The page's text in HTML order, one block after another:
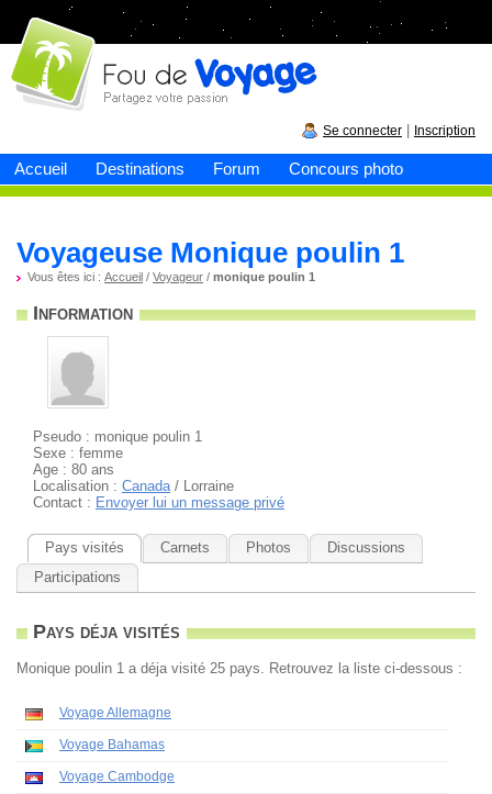
Accueil Destinations Forum Concours photo
Fou devoyage
Se connecter Inscription
Voyageuse Monique poulin 1
Vous êtes ici : Accueil / Voyageur / monique poulin 1
Information
Pseudo : monique poulin 1
Sexe : femme
Age : 80 ans
Localisation : Canada/ Lorraine
Contact : Envoyer lui un message privé
Pays visités Carnets Photos
Discussions
Participations
Pays déja visités
Monique poulin 1 a déja visité 25 pays. Retrouvez la liste ci-dessous :
Voyage Allemagne
Voyage Bahamas
Voyage Cambodge